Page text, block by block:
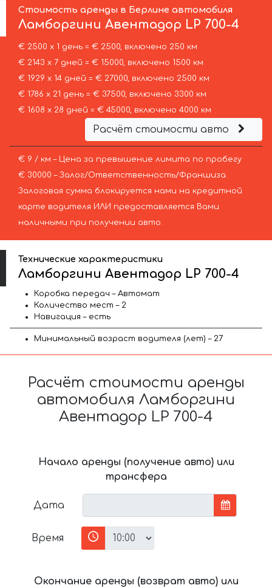
Стоимость аренды в Берлине автомобиля
Ламборгини Авентадор LP 700-4
€ 2500 х 1 день = € 2500, включено 250 км
€ 2143 х 7 дней = € 15000, включено 1500 км
€ 1929 х 14 дней = € 27000, включено 2500 км
€ 1786 х 21 день = € 37500, включено 3300 км
€ 1608 х 28 дней = € 45000, включено 4000 км
Расчёт стоимости авто
€ 9 / км – Цена за превышение лимита по пробегу
€ 30000 – Залог/Ответственность/Франшиза.
Залоговая сумма блокируется нами на кредитной
карте водителя ИЛИ предоставляется Вами
наличными при получении авто.
Технические характеристики
Ламборгини Авентадор LP 700-4
Коробка передач – Автомат
Количество мест – 2
Навигация – есть
Минимальный возраст водителя (лет) – 27
Расчёт стоимости аренды
автомобиля Ламборгини
Авентадор LP 700-4
Начало аренды (получение авто) или
трансфера
Дата
Время
Окончание аренды (возврат авто) или